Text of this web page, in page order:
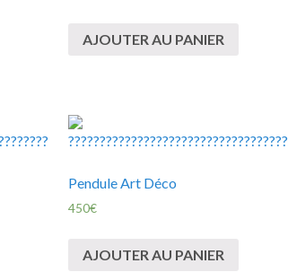
AJOUTER AU PANIER
Pendule Art Déco
450€
AJOUTER AU PANIER